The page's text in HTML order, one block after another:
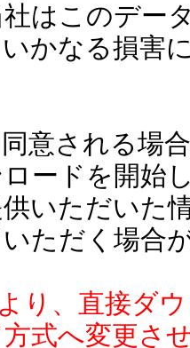
はこのデー
かなる損害
意される場
ードを開始
いただいた
ただく場合
り、直接ダ
式へ変更さ